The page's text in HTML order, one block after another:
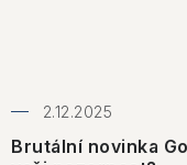
Brutální novinka
2.12.2025